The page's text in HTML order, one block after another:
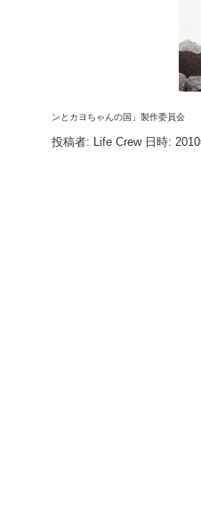
ンとカヨちゃんの国」製作委員会
投稿者: Life Crew 日時: